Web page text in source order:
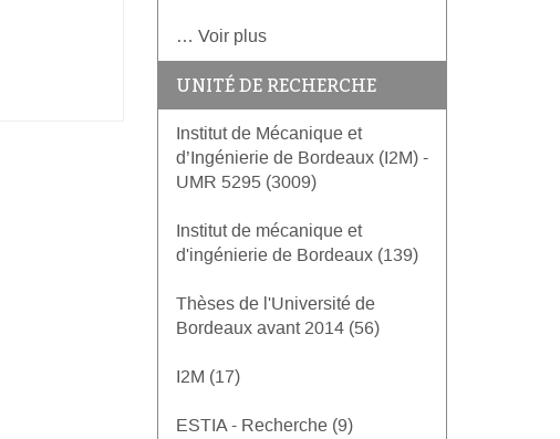
… Voir plus
UNITÉ DE RECHERCHE
Institut de Mécanique et
d’Ingénierie de Bordeaux (I2M) -
UMR 5295 (3009)
Institut de mécanique et
d'ingénierie de Bordeaux (139)
Thèses de l'Université de
Bordeaux avant 2014 (56)
I2M (17)
ESTIA - Recherche (9)